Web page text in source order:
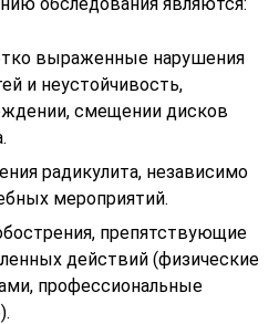
выраженные нарушения
и неустойчивость,
смещении дисков
радикулита, независимо
мероприятий.
препятствующие
действий (физические
профессиональные